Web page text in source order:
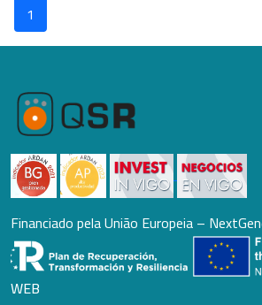
1
Financiado pela União Europeia –
WEB